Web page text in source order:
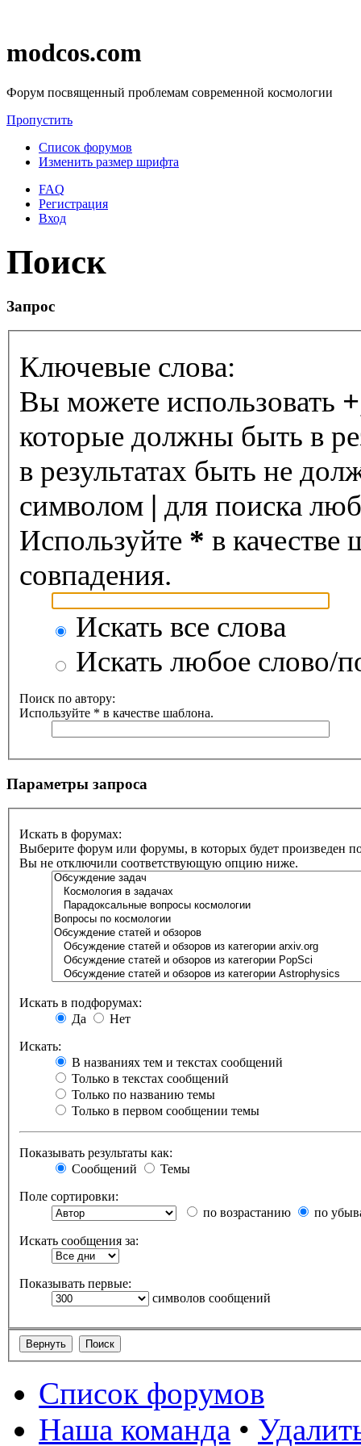
modcos.com
Форум посвященный проблемам современной космологии
Пропустить
Список форумов
Изменить размер шрифта
FAQ
Регистрация
Вход
Поиск
Запрос
Ключевые слова:
Вы можете использовать +
которые должны быть в
в результатах быть не
символом | для поиска
Используйте * в качестве
совпадения.
Искать все слова
Искать любое слово/
Поиск по автору:
Используйте * в качестве шаблона.
Параметры запроса
Искать в форумах:
Выберите форум или форумы, в которых будет произведен
Вы не отключили соответствующую опцию ниже.
Искать в подфорумах:
Да
Нет
Искать:
В названиях тем и текстах сообщений
Только в текстах сообщений
Только по названию темы
Только в первом сообщении темы
Показывать результаты как:
Сообщений
Темы
Поле сортировки:
по возрастанию
по
Искать сообщения за:
Показывать первые:
символов сообщений
Список форумов
Наша команда •